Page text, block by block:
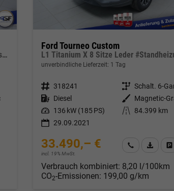
L1 Titanium 8 Sitze #Kamera #Totwinkel-Assist #SHZ #Klima #DAB #Tempomat
(PDF)
parken
Ford Tourneo Custom
unverbindliche Lieferzeit: 1 Tag
Fahrzeugnr. 318241 Getriebe Schalt. 6-
Kraftstoff Diesel Außenfarbe
Magnetic-
Leistung 136 kW (185 PS) Kilometerstand
84.399 km
29.09.2021
33.490,– €
incl. 19% MwSt.
Wir rufen Sie an
Verbrauch kombiniert: 8,20 l/100km
CO2-Emissionen: 199,00 g/km